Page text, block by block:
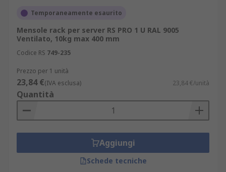
Temporaneamente esaurito
Mensole rack per server RS PRO 1 U RAL 9005
Ventilato, 10kg max 400 mm
Codice RS 749-235
Prezzo per 1 unità
23,84 €(IVA esclusa) 23,84 €/unità
Quantità
Aggiungi
Schede tecniche